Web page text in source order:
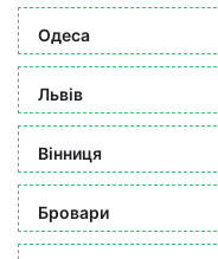
Одеса
Львів
Вінниця
Бровари